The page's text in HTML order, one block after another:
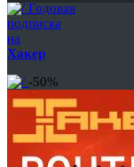
Годовая
подписка
на
Хакер
-50%